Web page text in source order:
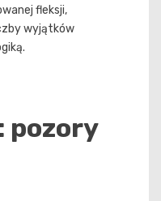
fleksji,
wyjątków
pozory